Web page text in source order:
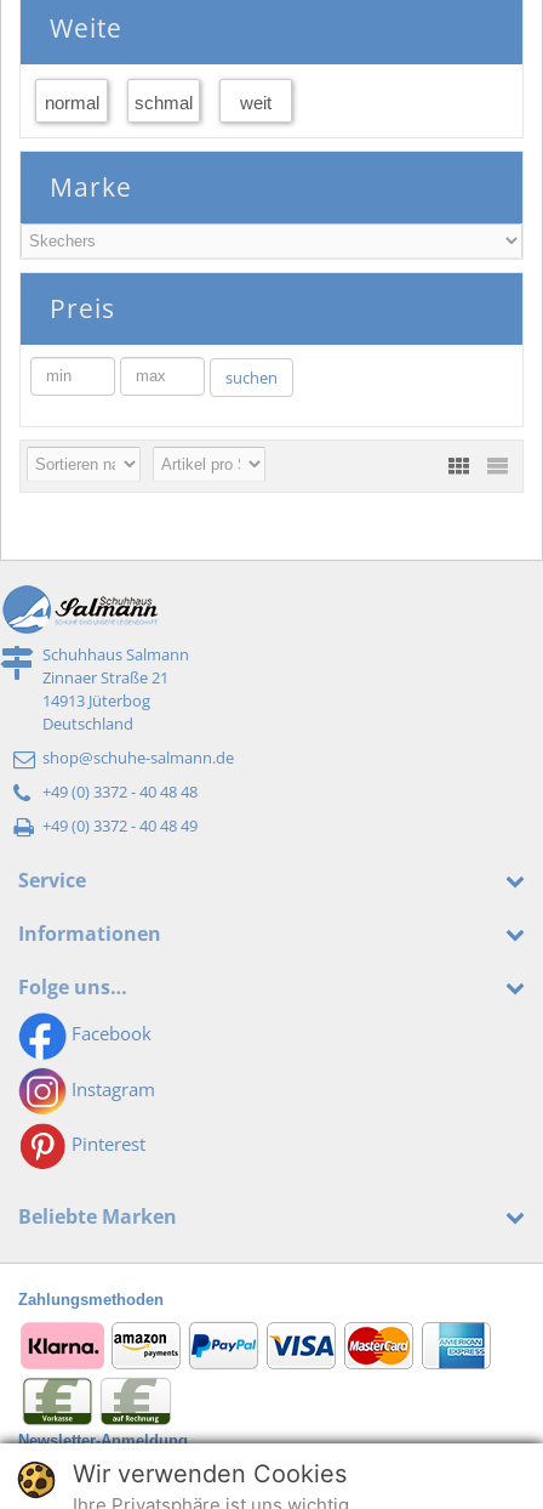
Weite
normal schmal weit
Marke
Preis
min max suchen
Schuhhaus Salmann
Zinnaer Straße 21
14913 Jüterbog
Deutschland
shop@schuhe-salmann.de
+49 (0) 3372 - 40 48 48
+49 (0) 3372 - 40 48 49
Service
Informationen
Folge uns…
Facebook
Instagram
Pinterest
Beliebte Marken
Zahlungsmethoden
Newsletter-Anmeldung
@
Wir verwenden Cookies